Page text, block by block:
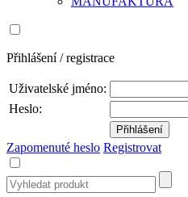
Přihlášení / registrace
Uživatelské jméno:
Heslo:
Zapomenuté heslo Registrovat